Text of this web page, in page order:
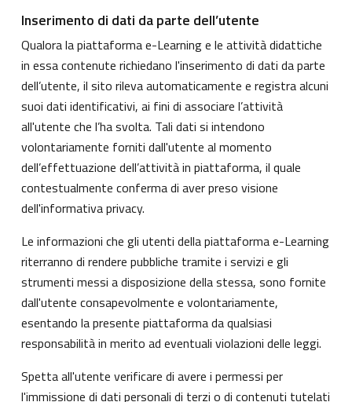
Inserimento di dati da parte dell’utente
Qualora la piattaforma e-Learning e le attività didattiche
in essa contenute richiedano l'inserimento di dati da parte
dell’utente, il sito rileva automaticamente e registra alcuni
suoi dati identificativi, ai fini di associare l’attività
all'utente che l’ha svolta. Tali dati si intendono
volontariamente forniti dall'utente al momento
dell’effettuazione dell’attività in piattaforma, il quale
contestualmente conferma di aver preso visione
dell'informativa privacy.
Le informazioni che gli utenti della piattaforma e-Learning
riterranno di rendere pubbliche tramite i servizi e gli
strumenti messi a disposizione della stessa, sono fornite
dall'utente consapevolmente e volontariamente,
esentando la presente piattaforma da qualsiasi
responsabilità in merito ad eventuali violazioni delle leggi.
Spetta all'utente verificare di avere i permessi per
l'immissione di dati personali di terzi o di contenuti tutelati